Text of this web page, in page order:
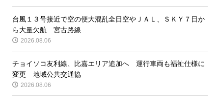
台風１３号接近で空の便大混乱全日空やＪＡＬ、ＳＫＹ７日か
ら大量欠航 宮古路線...
2026.08.06
チョイソコ友利線、比嘉エリア追加へ 運行車両も福祉仕様に
変更 地域公共交通協
2026.08.06